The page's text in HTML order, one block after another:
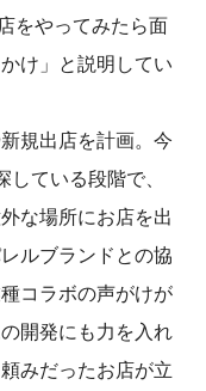
をやってみたら面
け」と説明してい
規出店を計画。今
ている段階で、
な場所にお店を出
ルブランドとの協
コラボの声がけが
開発にも力を入れ
みだったお店が立